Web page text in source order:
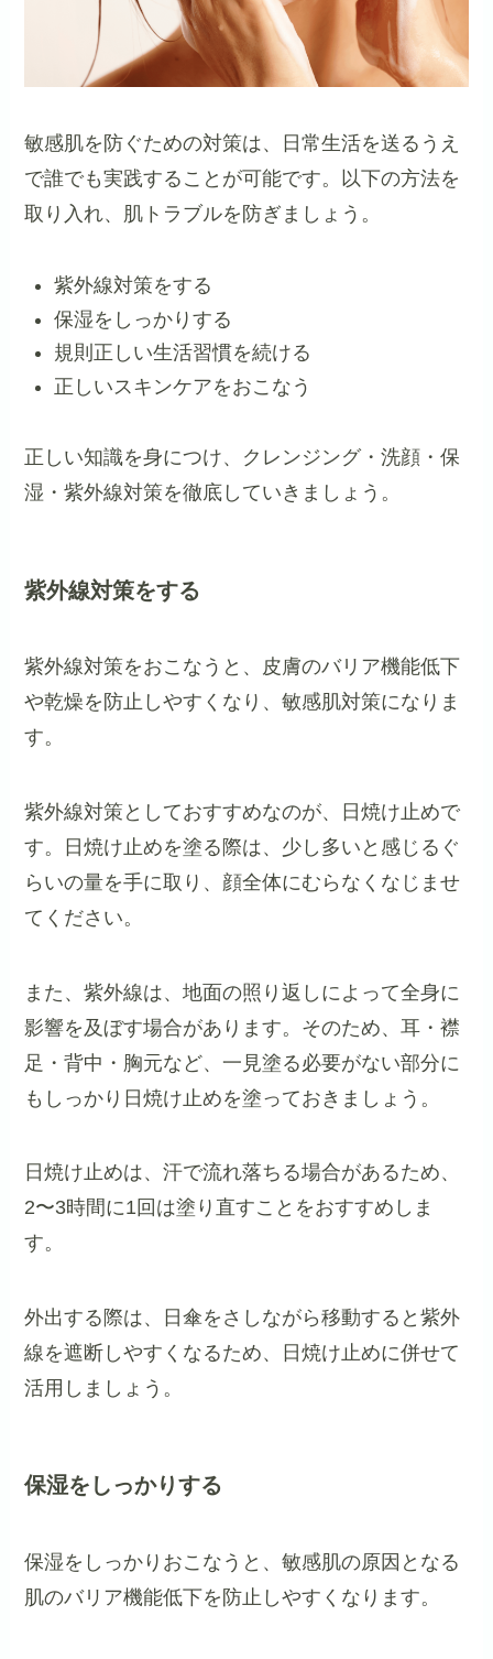
敏感肌を防ぐための対策は、日常生活を送るうえ
で誰でも実践することが可能です。以下の方法を
取り入れ、肌トラブルを防ぎましょう。
紫外線対策をする
保湿をしっかりする
規則正しい生活習慣を続ける
正しいスキンケアをおこなう
正しい知識を身につけ、クレンジング・洗顔・保
湿・紫外線対策を徹底していきましょう。
紫外線対策をする
紫外線対策をおこなうと、皮膚のバリア機能低下
や乾燥を防止しやすくなり、敏感肌対策になりま
す。
紫外線対策としておすすめなのが、日焼け止めで
す。日焼け止めを塗る際は、少し多いと感じるぐ
らいの量を手に取り、顔全体にむらなくなじませ
てください。
また、紫外線は、地面の照り返しによって全身に
影響を及ぼす場合があります。そのため、耳・襟
足・背中・胸元など、一見塗る必要がない部分に
もしっかり日焼け止めを塗っておきましょう。
日焼け止めは、汗で流れ落ちる場合があるため、
2〜3時間に1回は塗り直すことをおすすめしま
す。
外出する際は、日傘をさしながら移動すると紫外
線を遮断しやすくなるため、日焼け止めに併せて
活用しましょう。
保湿をしっかりする
保湿をしっかりおこなうと、敏感肌の原因となる
肌のバリア機能低下を防止しやすくなります。